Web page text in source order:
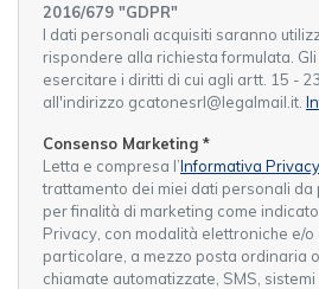
2016/679 "GDPR"
I dati personali acquisiti saranno
rispondere alla richiesta formulata.
esercitare i diritti di cui agli artt. 15 -
all'indirizzo gcatonesrl@legalmail.it.
Consenso Marketing *
Letta e compresa l’Informativa Privacy
trattamento dei miei dati personali da
per finalità di marketing come
Privacy, con modalità elettroniche e/o
particolare, a mezzo posta ordinaria
chiamate automatizzate, SMS,